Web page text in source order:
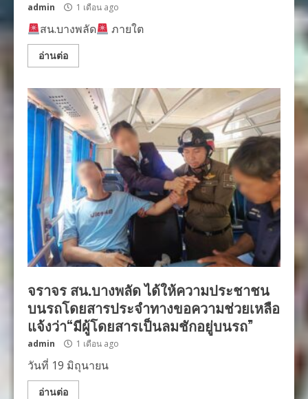
admin 1 เดือน ago
สน.บางพลัด ภายใต
อ่านต่อ
จราจร สน.บางพลัด ได้ให้ความประชาชน
บนรถโดยสารประจำทางขอความช่วยเหลือ
แจ้งว่า“มีผู้โดยสารเป็นลมชักอยู่บนรถ”
admin 1 เดือน ago
วันที่ 19 มิถุนายน
อ่านต่อ